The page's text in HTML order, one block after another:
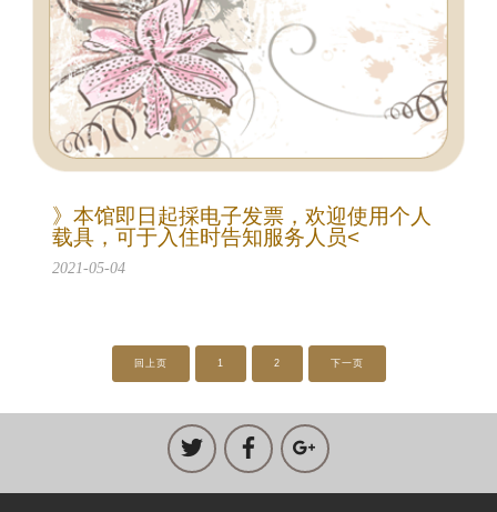
》本馆即日起採电子发票，欢迎使用个人
载具，可于入住时告知服务人员<
2021-05-04
回上页 1 2 下一页